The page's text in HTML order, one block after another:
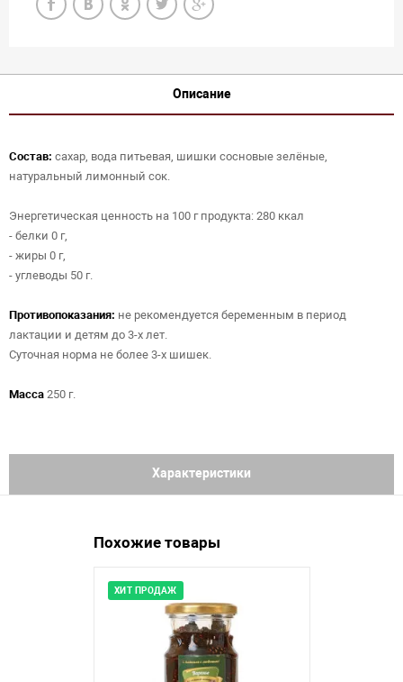
Описание
Состав: сахар, вода питьевая, шишки сосновые зелёные,
натуральный лимонный сок.
Энергетическая ценность на 100 г продукта: 280 ккал
- белки 0 г,
- жиры 0 г,
- углеводы 50 г.
Противопоказания: не рекомендуется беременным в период
лактации и детям до 3-х лет.
Суточная норма не более 3-х шишек.
Масса 250 г.
Характеристики
Похожие товары
ХИТ ПРОДАЖ